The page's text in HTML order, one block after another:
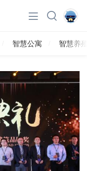
智慧公寓 智慧养